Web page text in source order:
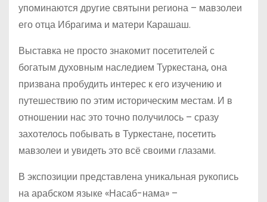
упоминаются другие святыни региона – мавзолеи
его отца Ибрагима и матери Карашаш.
Выставка не просто знакомит посетителей с
богатым духовным наследием Туркестана, она
призвана пробудить интерес к его изучению и
путешествию по этим историческим местам. И в
отношении нас это точно получилось – сразу
захотелось побывать в Туркестане, посетить
мавзолеи и увидеть это всё своими глазами.
В экспозиции представлена уникальная рукопись
на арабском языке «Насаб-нама» –